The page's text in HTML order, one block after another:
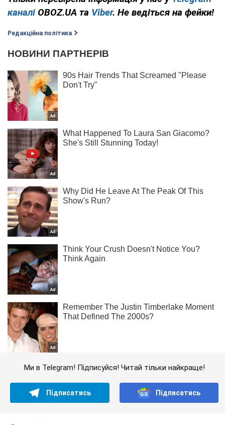
каналі OBOZ.UA та Viber. Не ведіться на фейки!
Редакційна політика
Ми в Telegram! Підписуйся! Читай тільки найкраще!
Підписатись Підписатись